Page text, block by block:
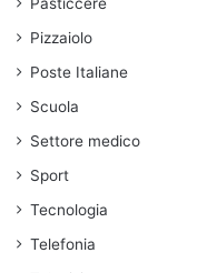
Pizzaiolo
Poste Italiane
Scuola
Settore medico
Sport
Tecnologia
Telefonia